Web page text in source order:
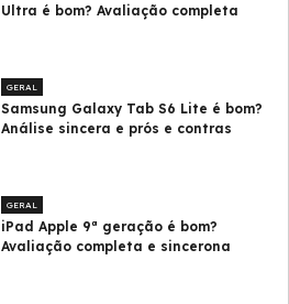
Ultra é bom? Avaliação completa
GERAL
Samsung Galaxy Tab S6 Lite é bom?
Análise sincera e prós e contras
GERAL
iPad Apple 9ª geração é bom?
Avaliação completa e sincerona